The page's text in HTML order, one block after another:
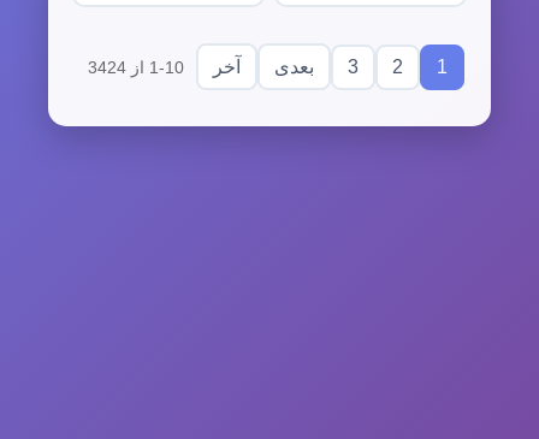
1
2
3 بعدی آخر 1-10 از 3424